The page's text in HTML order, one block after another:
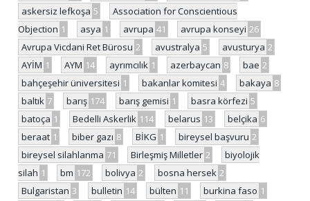
askersiz lefkoşa 5
Association for Conscientious
Objection 1 asya 1 avrupa 41 avrupa konseyi 26
Avrupa Vicdani Ret Bürosu 2 avustralya 5 avusturya 2
AYİM 1 AYM 14 ayrımcılık 1 azerbaycan 8 bae 2
bahçeşehir üniversitesi 1 bakanlar komitesi 4 bakaya 8
baltık 7 barış 174 barış gemisi 1 basra körfezi 5
batoça 1 Bedelli Askerlik 114 belarus 13 belçika 6
beraat 1 biber gazı 8 BİKG 1 bireysel başvuru 2
bireysel silahlanma 71 Birleşmiş Milletler 2
biyolojik
silah 1 bm 172 bolivya 2 bosna hersek 2
Bulgaristan 3 bulletin 14 bülten 11 burkina faso 1